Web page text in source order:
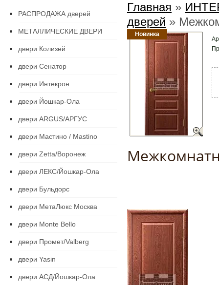
Главная »
дверей »
Новинка
РАСПРОДАЖА дверей
МЕТАЛЛИЧЕСКИЕ ДВЕРИ
двери Колизей
двери Сенатор
двери Интекрон
двери Йошкар-Ола
двери ARGUS/АРГУС
двери Мастино / Mastino
двери Zetta/Воронеж
двери ЛЕКС/Йошкар-Ола
двери Бульдорс
двери МетаЛюкс Москва
двери Monte Bello
двери Промет/Valberg
двери Yasin
двери АСД/Йошкар-Ола